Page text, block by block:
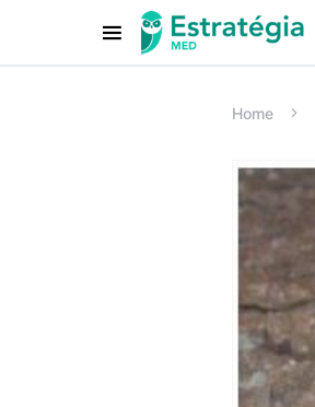
Procurar:
Home